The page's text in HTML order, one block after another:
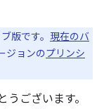
版です。 現在のバ
ジョンのプリンシ
ございます。